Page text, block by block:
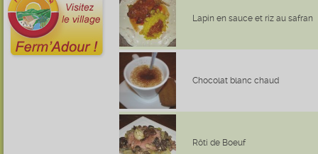
Lapin en sauce et riz au safran
Chocolat blanc chaud
Rôti de Boeuf